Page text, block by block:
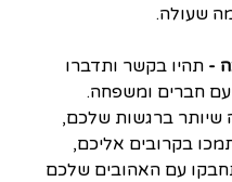
שעולה.
- תהיו בקשר ותדברו
חברים ומשפחה.
ברגשות שלכם,
בקרובים אליכם,
עם האהובים שלכם